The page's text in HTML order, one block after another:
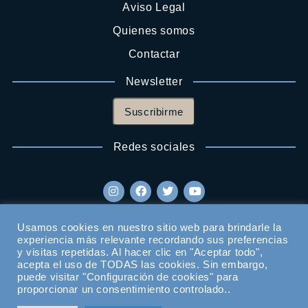
Aviso Legal
Quienes somos
Contactar
Newsletter
Suscribirme
Redes sociales
Usamos cookies en nuestro sitio web para brindarle la
experiencia más relevante recordando sus preferencias
y visitas repetidas. Al hacer clic en "Aceptar todo",
acepta el uso de TODAS las cookies. Sin embargo,
puede visitar "Configuración de cookies" para
proporcionar un consentimiento controlado..